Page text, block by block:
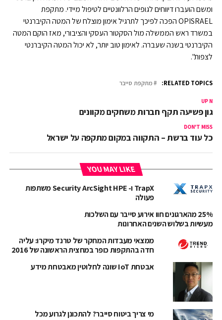
ומשם הועברו דיווחים לגופים הרלוונטיים לטיפול מיידי. מתקפת
OPISRAEL הפכה לפיכך לתרגיל אימון מוצלח של המטה הקיברנטי
במשרד ראש הממשלה מול הסקטור העסקי והציבורי, מאז הוקם המטה
הקיברנטי בשנה שעברה. לאימון טוב יותר, לא יכול המטה הקיברנטי
לצפות".
RELATED TOPICS: מתקפת סייבר
UP
פשיעה תקף חברות משחקים מקוונים
DON'T MISS
כל עוד ברשת – התקווה במקום מתקפה על ישראל
YOU MAY LIKE
TrapX ו- Security ArcSight HPE משתפות
פעולה
25% מהארגונים חוו אירוע סייבר עם השלכות
מעשיות בשלוש השנים האחרונות
ממצאי מעבדות המחקר של טרנד מיקרו: עליה
חדה בהתקפות כופר במחצית הראשונה של 2016
אבטחת IoT שונה לחלוטין מאבטחת מידע
מי צריך ביטוח סייבר? להתכונן לגרוע מכל